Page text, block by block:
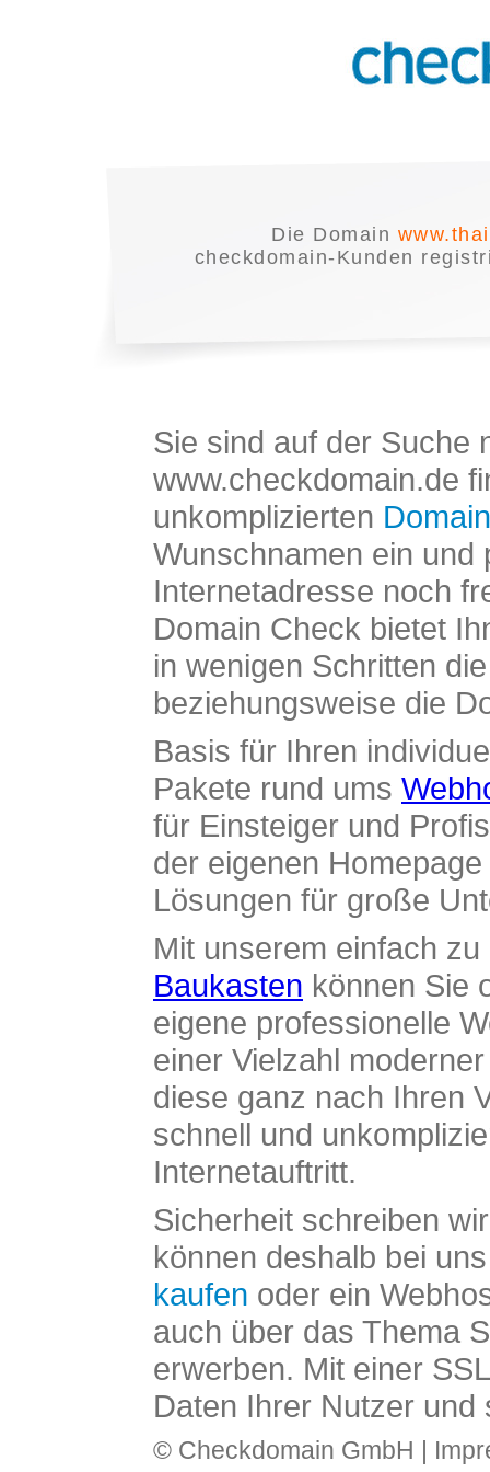
Die Domain
checkdomain-Kunden
Sie sind auf der Suche
www.checkdomain.de
unkomplizierten
Wunschnamen ein und
Internetadresse noch
Domain Check bietet
in wenigen Schritten
beziehungsweise die
Basis für Ihren
Pakete rund ums
für Einsteiger und
der eigenen
Lösungen für große
Mit unserem einfach
Baukasten können Sie
eigene professionelle
einer Vielzahl
diese ganz nach Ihren
schnell und
Internetauftritt.
Sicherheit schreiben
können deshalb bei
kaufen oder ein
auch über das Thema
erwerben. Mit einer
Daten Ihrer Nutzer und
© Checkdomain GmbH |